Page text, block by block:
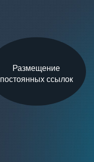
Размещение
постоянных ссылок